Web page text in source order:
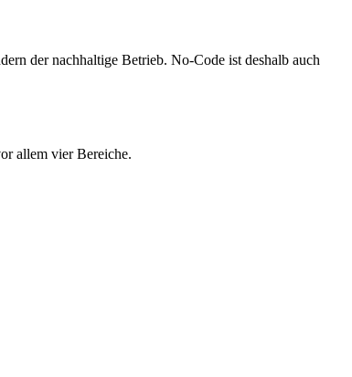
der nachhaltige Betrieb. No-Code ist deshalb auch
allem vier Bereiche.